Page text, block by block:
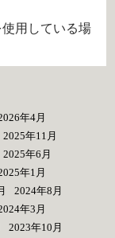
用している場
年4月
2025年11月
2025年6月
年1月
2024年8月
年3月
2023年10月